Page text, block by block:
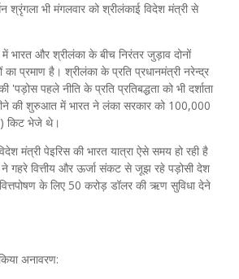
श्रृंगला भी मंगलवार को श्रीलंकाई विदेश मंत्री से
भारत और श्रीलंका के बीच निरंतर जुड़ाव दोनों
प्रमाण है। श्रीलंका के प्रति प्रधानमंत्री नरेन्द्र
'पड़ोस पहले नीति के प्रति प्रतिबद्धता को भी दर्शाता
की शुरुआत में भारत ने लंका सरकार को 100,000
किट भेजे थे।
मंत्री पेइरिस की भारत यात्रा ऐसे समय हो रही है
गहरे वित्तीय और ऊर्जा संकट से जूझ रहे पड़ोसी देश
के लिए 50 करोड़ डॉलर की ऋण सुविधा देने
अनावरण: